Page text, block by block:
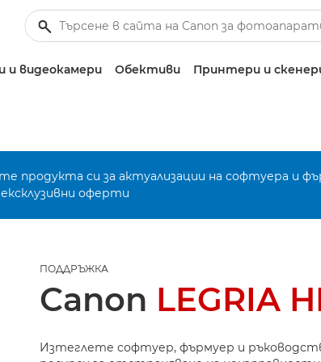
видеокамери Обективи Принтери и
продукта си за актуализации на софтуера и
оферти
ПОДДРЪЖКА
Canon LEGRIA
Изтеглете софтуер, фърмуер и